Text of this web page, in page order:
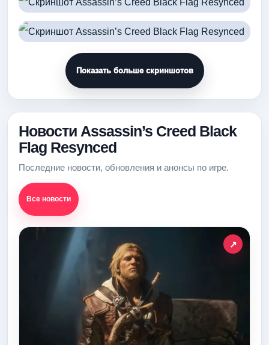
Показать больше скриншотов
Новости Assassin’s Creed Black
Flag Resynced
Последние новости, обновления и анонсы по игре.
Все новости